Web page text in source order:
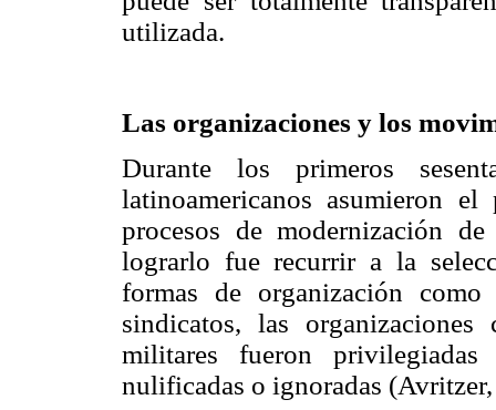
utilizada.
Las organizaciones y los
Durante los primeros
latinoamericanos asumieron
procesos de modernización
lograrlo fue recurrir a la
formas de organización
sindicatos, las organizaciones
militares fueron
nulificadas o ignoradas